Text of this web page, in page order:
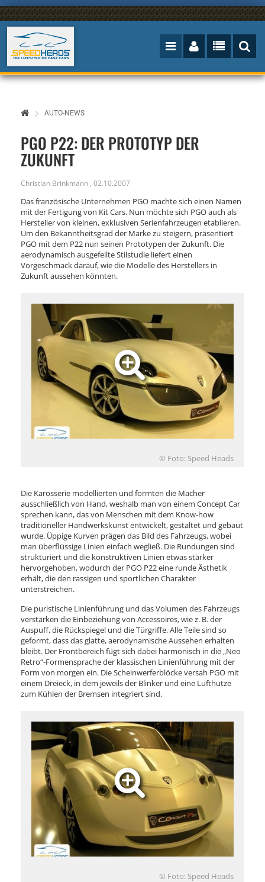
AUTO-NEWS
PGO P22: DER PROTOTYP DER
ZUKUNFT
Christian Brinkmann , 02.10.2007
Das französische Unternehmen PGO machte sich einen Namen
mit der Fertigung von Kit Cars. Nun möchte sich PGO auch als
Hersteller von kleinen, exklusiven Serienfahrzeugen etablieren.
Um den Bekanntheitsgrad der Marke zu steigern, präsentiert
PGO mit dem P22 nun seinen Prototypen der Zukunft. Die
aerodynamisch ausgefeilte Stilstudie liefert einen
Vorgeschmack darauf, wie die Modelle des Herstellers in
Zukunft aussehen könnten.
© Foto: Speed Heads
Die Karosserie modellierten und formten die Macher
ausschließlich von Hand, weshalb man von einem Concept Car
sprechen kann, das von Menschen mit dem Know-how
traditioneller Handwerkskunst entwickelt, gestaltet und gebaut
wurde. Üppige Kurven prägen das Bild des Fahrzeugs, wobei
man überflüssige Linien einfach wegließ. Die Rundungen sind
strukturiert und die konstruktiven Linien etwas stärker
hervorgehoben, wodurch der PGO P22 eine runde Ästhetik
erhält, die den rassigen und sportlichen Charakter
unterstreichen.
Die puristische Linienführung und das Volumen des Fahrzeugs
verstärken die Einbeziehung von Accessoires, wie z. B. der
Auspuff, die Rückspiegel und die Türgriffe. Alle Teile sind so
geformt, dass das glatte, aerodynamische Aussehen erhalten
bleibt. Der Frontbereich fügt sich dabei harmonisch in die „Neo
Retro“-Formensprache der klassischen Linienführung mit der
Form von morgen ein. Die Scheinwerferblöcke versah PGO mit
einem Dreieck, in dem jeweils der Blinker und eine Lufthutze
zum Kühlen der Bremsen integriert sind.
© Foto: Speed Heads